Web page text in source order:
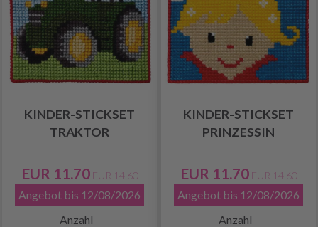
KINDER-STICKSET
TRAKTOR
EUR 11.70 EUR 14.60
Angebot bis 12/08/2026
Anzahl
KINDER-STICKSET
PRINZESSIN
EUR 11.70 EUR 14.60
Angebot bis 12/08/2026
Anzahl